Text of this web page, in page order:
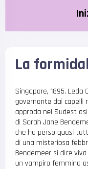
La
Singapore, 1895. Leda
governante dai capelli
approda nel Sudest
di Sarah Jane
che ha perso quasi
di una misteriosa
Bendemeer si dice
un vampiro femmina